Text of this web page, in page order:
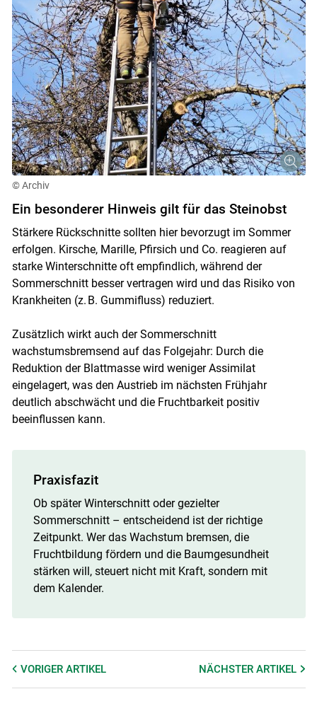
© Archiv
Ein besonderer Hinweis gilt für das Steinobst
Stärkere Rückschnitte sollten hier bevorzugt im Sommer
erfolgen. Kirsche, Marille, Pfirsich und Co. reagieren auf
starke Winterschnitte oft empfindlich, während der
Sommerschnitt besser vertragen wird und das Risiko von
Krankheiten (z. B. Gummifluss) reduziert.
Zusätzlich wirkt auch der Sommerschnitt
wachstumsbremsend auf das Folgejahr: Durch die
Reduktion der Blattmasse wird weniger Assimilat
eingelagert, was den Austrieb im nächsten Frühjahr
deutlich abschwächt und die Fruchtbarkeit positiv
beeinflussen kann.
Praxisfazit
Ob später Winterschnitt oder gezielter
Sommerschnitt – entscheidend ist der richtige
Zeitpunkt. Wer das Wachstum bremsen, die
Fruchtbildung fördern und die Baumgesundheit
stärken will, steuert nicht mit Kraft, sondern mit
dem Kalender.
VORIGER ARTIKEL NÄCHSTERARTIKEL